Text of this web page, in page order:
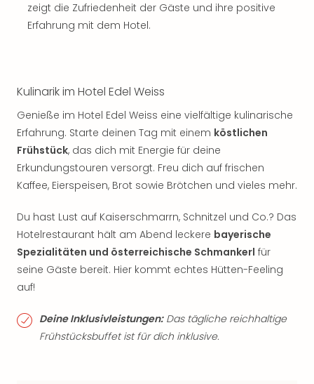
zeigt die Zufriedenheit der Gäste und ihre positive
Erfahrung mit dem Hotel.
Kulinarik im Hotel Edel Weiss
Genieße im Hotel Edel Weiss eine vielfältige kulinarische
Erfahrung. Starte deinen Tag mit einem köstlichen
Frühstück, das dich mit Energie für deine
Erkundungstouren versorgt. Freu dich auf frischen
Kaffee, Eierspeisen, Brot sowie Brötchen und vieles mehr.
Du hast Lust auf Kaiserschmarrn, Schnitzel und Co.? Das
Hotelrestaurant hält am Abend leckere bayerische
Spezialitäten und österreichische Schmankerl für
seine Gäste bereit. Hier kommt echtes Hütten-Feeling
auf!
Deine Inklusivleistungen:Das tägliche reichhaltige
Frühstücksbuffet ist für dich inklusive.